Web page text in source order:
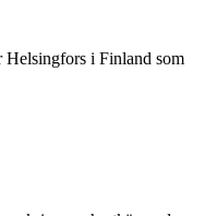
Helsingfors i Finland som